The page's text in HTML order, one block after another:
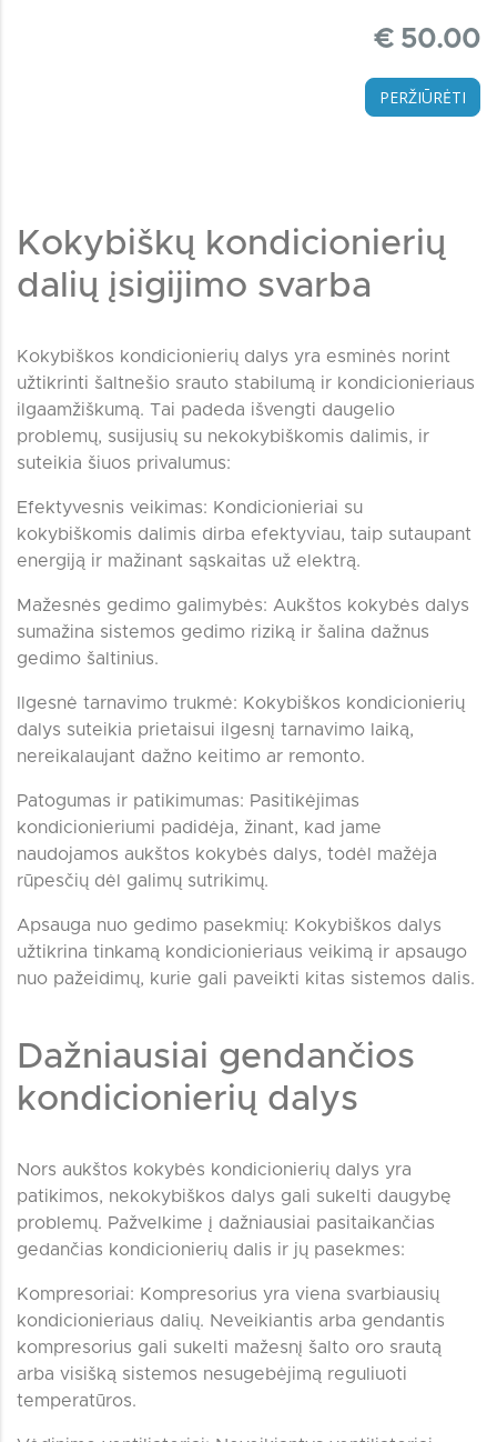
€ 50.00
PERŽIŪRĖTI
Kokybiškų kondicionierių
dalių įsigijimo svarba
Kokybiškos kondicionierių dalys yra esminės norint
užtikrinti šaltnešio srauto stabilumą ir kondicionieriaus
ilgaamžiškumą. Tai padeda išvengti daugelio
problemų, susijusių su nekokybiškomis dalimis, ir
suteikia šiuos privalumus:
Efektyvesnis veikimas: Kondicionieriai su
kokybiškomis dalimis dirba efektyviau, taip sutaupant
energiją ir mažinant sąskaitas už elektrą.
Mažesnės gedimo galimybės: Aukštos kokybės dalys
sumažina sistemos gedimo riziką ir šalina dažnus
gedimo šaltinius.
Ilgesnė tarnavimo trukmė: Kokybiškos kondicionierių
dalys suteikia prietaisui ilgesnį tarnavimo laiką,
nereikalaujant dažno keitimo ar remonto.
Patogumas ir patikimumas: Pasitikėjimas
kondicionieriumi padidėja, žinant, kad jame
naudojamos aukštos kokybės dalys, todėl mažėja
rūpesčių dėl galimų sutrikimų.
Apsauga nuo gedimo pasekmių: Kokybiškos dalys
užtikrina tinkamą kondicionieriaus veikimą ir apsaugo
nuo pažeidimų, kurie gali paveikti kitas sistemos dalis.
Dažniausiai gendančios
kondicionierių dalys
Nors aukštos kokybės kondicionierių dalys yra
patikimos, nekokybiškos dalys gali sukelti daugybę
problemų. Pažvelkime į dažniausiai pasitaikančias
gedančias kondicionierių dalis ir jų pasekmes:
Kompresoriai: Kompresorius yra viena svarbiausių
kondicionieriaus dalių. Neveikiantis arba gendantis
kompresorius gali sukelti mažesnį šalto oro srautą
arba visišką sistemos nesugebėjimą reguliuoti
temperatūros.